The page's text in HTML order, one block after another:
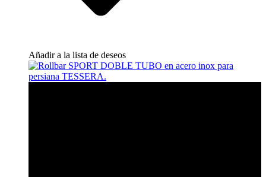
Añadir a la lista de deseos